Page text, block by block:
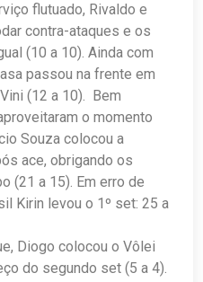
flutuado, Rivaldo e
contra-ataques e os
(10 a 10). Ainda com
passou na frente em
(12 a 10). Bem
o momento
Souza colocou a
ace, obrigando os
(21 a 15). Em erro de
Kirin levou o 1º set: 25 a
Diogo colocou o Vôlei
do segundo set (5 a 4).